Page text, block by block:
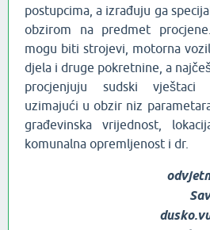
postupcima, a izrađuju ga
obzirom na predmet
mogu biti strojevi, motorna
djela i druge pokretnine, a
procjenjuju sudski vještaci
uzimajući u obzir niz
građevinska vrijednost,
komunalna opremljenost i dr.